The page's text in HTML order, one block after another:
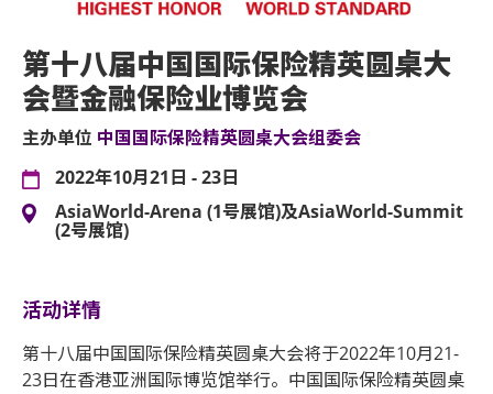
第十八届中国国际保险精英圆桌大
会暨金融保险业博览会
主办单位 中国国际保险精英圆桌大会组委会
2022年10月21日 - 23日
AsiaWorld-Arena (1号展馆)及AsiaWorld-Summit
(2号展馆)
活动详情
第十八届中国国际保险精英圆桌大会将于2022年10月21-
23日在香港亚洲国际博览馆举行。中国国际保险精英圆桌